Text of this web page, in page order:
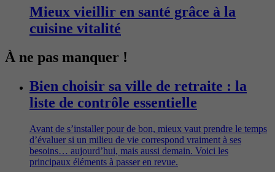
Mieux vieillir en santé grâce à la
cuisine vitalité
À ne pas manquer !
Bien choisir sa ville de retraite : la
liste de contrôle essentielle
Avant de s’installer pour de bon, mieux vaut prendre le temps
d’évaluer si un milieu de vie correspond vraiment à ses
besoins… aujourd’hui, mais aussi demain. Voici les
principaux éléments à passer en revue.